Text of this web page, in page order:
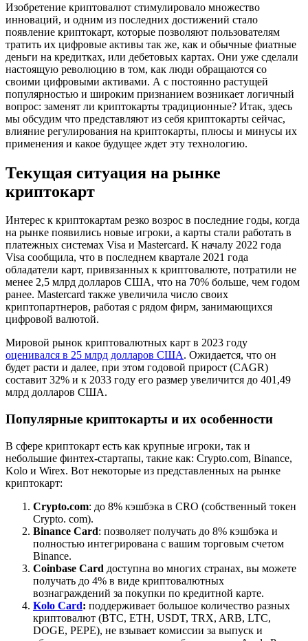
Изобретение криптовалют стимулировало множество
инноваций, и одним из последних достижений стало
появление криптокарт, которые позволяют пользователям
тратить их цифровые активы так же, как и обычные фиатные
деньги на кредитках, или дебетовых картах. Они уже сделали
настоящую революцию в том, как люди обращаются со
своими цифровыми активами. А с постоянно растущей
популярностью и широким признанием возникает логичный
вопрос: заменят ли криптокарты традиционные? Итак, здесь
мы обсудим что представляют из себя криптокарты сейчас,
влияние регулирования на криптокарты, плюсы и минусы их
применения и какое будущее ждет эту технологию.
Текущая ситуация на рынке
криптокарт
Интерес к криптокартам резко возрос в последние годы, когда
на рынке появились новые игроки, а карты стали работать в
платежных системах Visa и Mastercard. К началу 2022 года
Visa сообщила, что в последнем квартале 2021 года
обладатели карт, привязанных к криптовалюте, потратили не
менее 2,5 млрд долларов США, что на 70% больше, чем годом
ранее. Mastercard также увеличила число своих
криптопартнеров, работая с рядом фирм, занимающихся
цифровой валютой.
Мировой рынок криптовалютных карт в 2023 году
оценивался в 25 млрд долларов США. Ожидается, что он
будет расти и далее, при этом годовой прирост (CAGR)
составит 32% и к 2033 году его размер увеличится до 401,49
млрд долларов США.
Популярные криптокарты и их особенности
В сфере криптокарт есть как крупные игроки, так и
небольшие финтех-стартапы, такие как: Crypto.com, Binance,
Kolo и Wirex. Вот некоторые из представленных на рынке
криптокарт:
Crypto.com: до 8% кэшбэка в CRO (собственный токен
Crypto. com).
Binance Card: позволяет получать до 8% кэшбэка и
полностью интегрирована с вашим торговым счетом
Binance.
Coinbase Card доступна во многих странах, вы можете
получать до 4% в виде криптовалютных
вознаграждений за покупки по кредитной карте.
Kolo Card: поддерживает большое количество разных
криптовалют (BTC, ETH, USDT, TRX, ARB, LTC,
DOGE, PEPE), не взывает комиссии за выпуск и